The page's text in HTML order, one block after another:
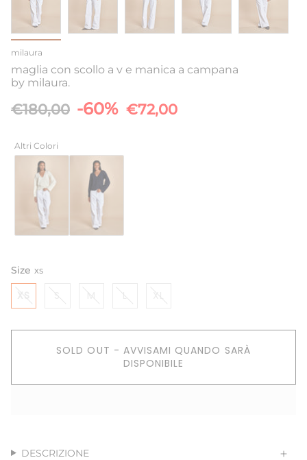
milaura
maglia con scollo a v e manica a campana
by milaura.
Prezzo
€180,00 -60% €72,00
Altri Colori
Size XS
XS S M L XL
SOLD OUT - AVVISAMI QUANDO SARÀ
DISPONIBILE
DESCRIZIONE